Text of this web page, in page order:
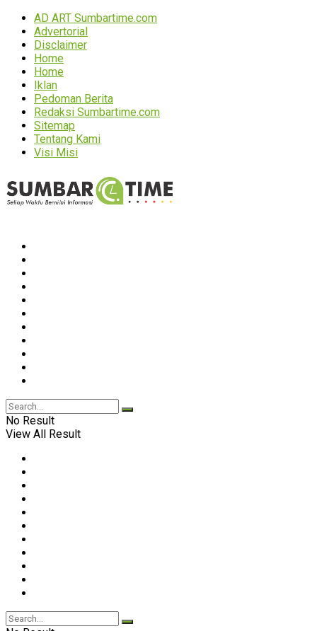
AD ART Sumbartime.com
Advertorial
Disclaimer
Home
Home
Iklan
Pedoman Berita
Redaksi Sumbartime.com
Sitemap
Tentang Kami
Visi Misi
No Result
View All Result